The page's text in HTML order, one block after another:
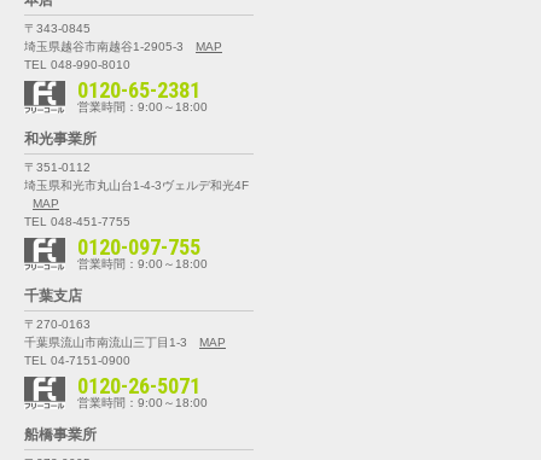
〒343-0845
埼玉県越谷市南越谷1-2905-3
MAP
TEL 048-990-8010
0120-65-2381
営業時間：9:00～18:00
和光事業所
〒351-0112
埼玉県和光市丸山台1-4-3ヴェルデ和光4F
MAP
TEL 048-451-7755
0120-097-755
営業時間：9:00～18:00
千葉支店
〒270-0163
千葉県流山市南流山三丁目1-3
MAP
TEL 04-7151-0900
0120-26-5071
営業時間：9:00～18:00
船橋事業所